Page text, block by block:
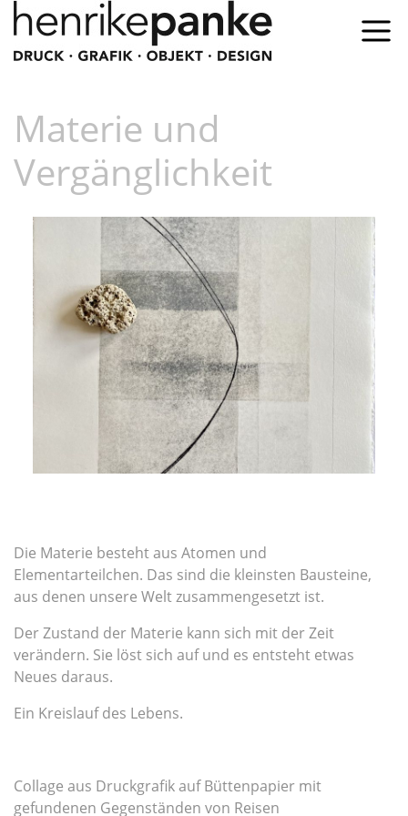
Materie und
Vergänglichkeit
Die Materie besteht aus Atomen und
Elementarteilchen. Das sind die kleinsten Bausteine,
aus denen unsere Welt zusammengesetzt ist.
Der Zustand der Materie kann sich mit der Zeit
verändern. Sie löst sich auf und es entsteht etwas
Neues daraus.
Ein Kreislauf des Lebens.
Collage aus Druckgrafik auf Büttenpapier mit
gefundenen Gegenständen von Reisen